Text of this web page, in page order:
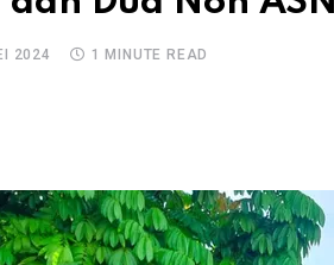
2024 1 MINUTE READ